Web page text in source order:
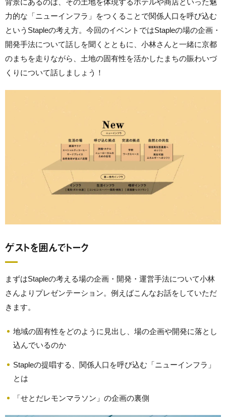
力的な「ニューインフラ」をつくることで関係人口を呼び込む
というStapleの考え方。今回のイベントではStapleの場の企画・
開発手法について話しを聞くとともに、小林さんと一緒に京都
のまちを走りながら、土地の固有性を活かしたまちの賑わいづ
くりについて話しましょう！
ゲストを囲んでトーク
まずはStapleの考える場の企画・開発・運営手法について小林
さんよりプレゼンテーション。例えばこんなお話をしていただ
きます。
地域の固有性をどのように見出し、場の企画や開発に落とし
込んでいるのか
Stapleの提唱する、関係人口を呼び込む「ニューインフラ」
とは
「せとだレモンマラソン」の企画の裏側